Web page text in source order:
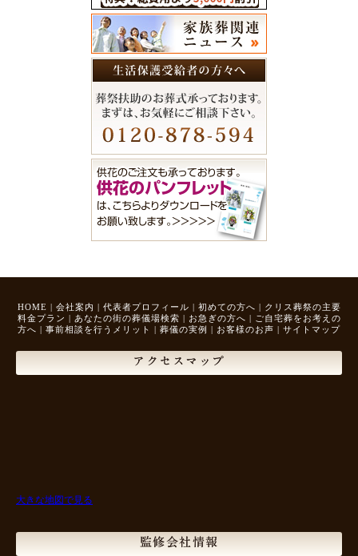
HOME | 会社案内 | 代表者プロフィール | 初めての方へ | クリス葬祭の主要
料金プラン | あなたの街の葬儀場検索 | お急ぎの方へ | ご自宅葬をお考えの
方へ | 事前相談を行うメリット | 葬儀の実例 | お客様のお声 | サイトマップ
アクセスマップ
大きな地図で見る
監修会社情報